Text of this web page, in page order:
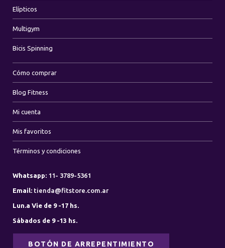
Elípticos
Multigym
Bicis Spinning
Cómo comprar
Blog Fitness
Mi cuenta
Mis favoritos
Términos y condiciones
Whatsapp: 11- 3789-5361
Email: tienda@fitstore.com.ar
Lun.a Vie de 9 -17 hs.
Sábados de 9 -13 hs.
BOTÓN DE ARREPENTIMIENTO